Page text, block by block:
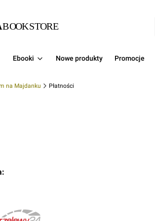
Ebooki Nowe produkty Promocje
na Majdanku Płatności